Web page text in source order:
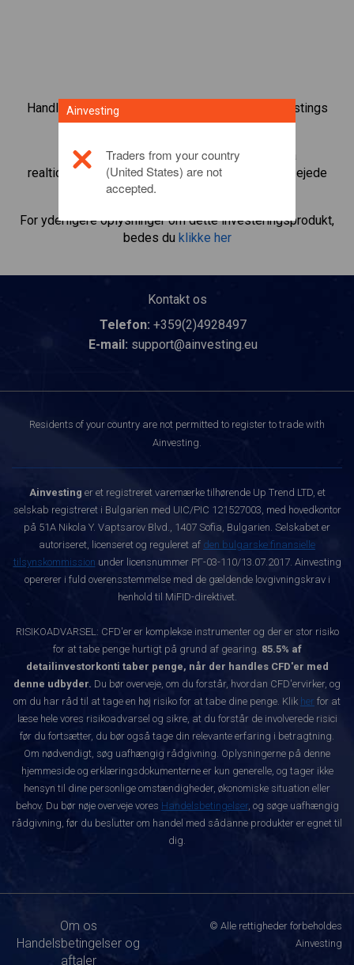
Handl over 1.000 internationale aktier med Ainvestings
CFD-handelsplatform.
Begynd at handle CFD’er medModerna
. Få
realtidskurser og aktieudbytte, som hvis du selv ejede
For yderligere oplysninger om dette investeringsprodukt,
bedes du klikke her
Kontakt os
Telefon: +359(2)4928497
E-mail: support@ainvesting.eu
Residents of your country are not permitted to register to trade with
Ainvesting.
Ainvesting er et registreret varemærke tilhørende Up Trend LTD, et
selskab registreret i Bulgarien med UIC/PIC 121527003, med hovedkontor
på 51A Nikola Y. Vaptsarov Blvd., 1407 Sofia, Bulgarien. Selskabet er
autoriseret, licenseret og reguleret af den bulgarske finansielle
tilsynskommission under licensnummer РГ-03-110/13.07.2017. Ainvesting
opererer i fuld overensstemmelse med de gældende lovgivningskrav i
henhold til MiFID-direktivet.
RISIKOADVARSEL: CFD'er er komplekse instrumenter og der er stor risiko
for at tabe penge hurtigt på grund af gearing. 85.5% af
detailinvestorkonti taber penge, når der handles CFD'er med
denne udbyder. Du bør overveje, om du forstår, hvordan CFD'ervirker, og
om du har råd til at tage en høj risiko for at tabe dine penge. Klik her for at
læse hele vores risikoadvarsel og sikre, at du forstår de involverede risici
før du fortsætter, du bør også tage din relevante erfaring i betragtning.
Om nødvendigt, søg uafhængig rådgivning. Oplysningerne på denne
hjemmeside og erklæringsdokumenterne er kun generelle, og tager ikke
hensyn til dine personlige omstændigheder, økonomiske situation eller
behov. Du bør nøje overveje vores Handelsbetingelser, og søge uafhængig
rådgivning, før du beslutter om handel med sådanne produkter er egnet til
dig.
Om os
Handelsbetingelser og
aftaler
© Alle rettigheder forbeholdes
Ainvesting
Ainvesting
Traders from your country
(United States) are not
accepted.